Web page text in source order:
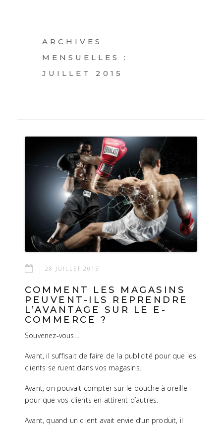
ARCHIVES
MENSUELLES :
JUILLET 2015
28 JUILLET 2015
COMMENT LES MAGASINS
PEUVENT-ILS REPRENDRE
L’AVANTAGE SUR LE E-
COMMERCE ?
Souvenez-vous…
Avant, il suffisait de faire de la publicité pour que les
clients se ruent dans vos magasins.
Avant, on pouvait compter sur le bouche à oreille
pour que vos clients en attirent d’autres.
Avant, quand un client avait envie d’un produit, il